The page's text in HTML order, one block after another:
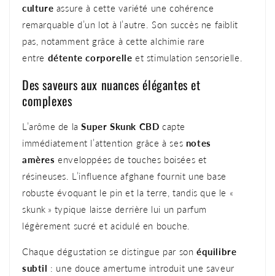
culture assure à cette variété une cohérence
remarquable d’un lot à l’autre. Son succès ne faiblit
pas, notamment grâce à cette alchimie rare
entre détente corporelle et stimulation sensorielle.
Des saveurs aux nuances élégantes et
complexes
L’arôme de la Super Skunk CBD capte
immédiatement l’attention grâce à ses notes
amères enveloppées de touches boisées et
résineuses. L’influence afghane fournit une base
robuste évoquant le pin et la terre, tandis que le «
skunk » typique laisse derrière lui un parfum
légèrement sucré et acidulé en bouche.
Chaque dégustation se distingue par son équilibre
subtil : une douce amertume introduit une saveur